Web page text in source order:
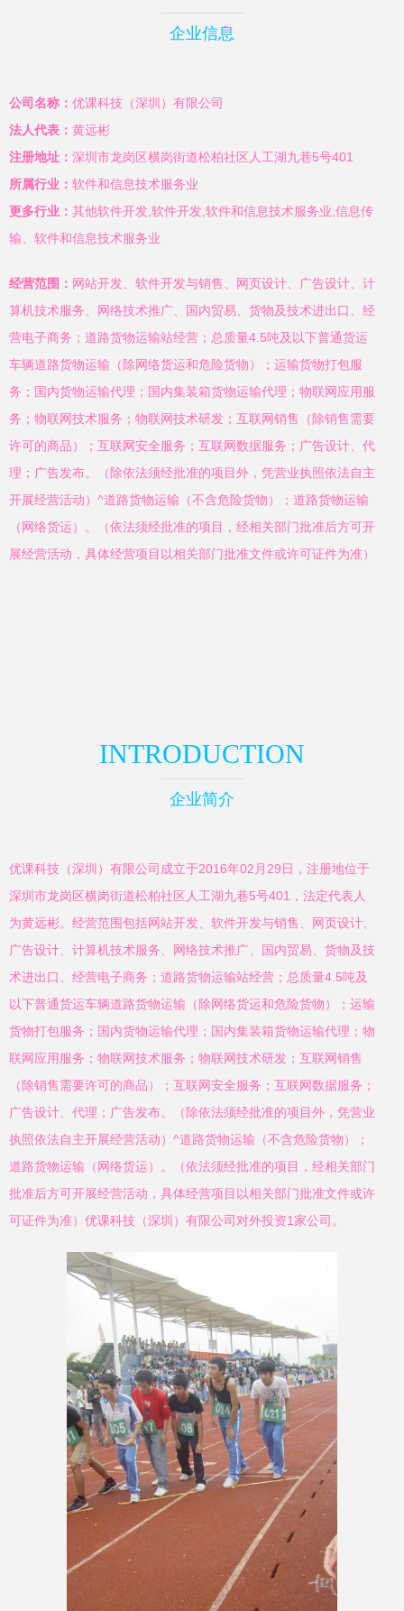
企业信息
公司名称： 优课科技（深圳）有限公司
法人代表： 黄远彬
注册地址： 深圳市龙岗区横岗街道松柏社区人工湖九巷5号401
所属行业： 软件和信息技术服务业
更多行业： 其他软件开发,软件开发,软件和信息技术服务业,信息传
输、软件和信息技术服务业
经营范围： 网站开发、软件开发与销售、网页设计、广告设计、计
算机技术服务、网络技术推广、国内贸易、货物及技术进出口、经
营电子商务；道路货物运输站经营；总质量4.5吨及以下普通货运
车辆道路货物运输（除网络货运和危险货物）；运输货物打包服
务；国内货物运输代理；国内集装箱货物运输代理；物联网应用服
务；物联网技术服务；物联网技术研发；互联网销售（除销售需要
许可的商品）；互联网安全服务；互联网数据服务；广告设计、代
理；广告发布。（除依法须经批准的项目外，凭营业执照依法自主
开展经营活动）^道路货物运输（不含危险货物）；道路货物运输
（网络货运）。（依法须经批准的项目，经相关部门批准后方可开
展经营活动，具体经营项目以相关部门批准文件或许可证件为准）
INTRODUCTION
企业简介
优课科技（深圳）有限公司成立于2016年02月29日，注册地位于
深圳市龙岗区横岗街道松柏社区人工湖九巷5号401，法定代表人
为黄远彬。经营范围包括网站开发、软件开发与销售、网页设计、
广告设计、计算机技术服务、网络技术推广、国内贸易、货物及技
术进出口、经营电子商务；道路货物运输站经营；总质量4.5吨及
以下普通货运车辆道路货物运输（除网络货运和危险货物）；运输
货物打包服务；国内货物运输代理；国内集装箱货物运输代理；物
联网应用服务；物联网技术服务；物联网技术研发；互联网销售
（除销售需要许可的商品）；互联网安全服务；互联网数据服务；
广告设计、代理；广告发布。（除依法须经批准的项目外，凭营业
执照依法自主开展经营活动）^道路货物运输（不含危险货物）；
道路货物运输（网络货运）。（依法须经批准的项目，经相关部门
批准后方可开展经营活动，具体经营项目以相关部门批准文件或许
可证件为准）优课科技（深圳）有限公司对外投资1家公司。